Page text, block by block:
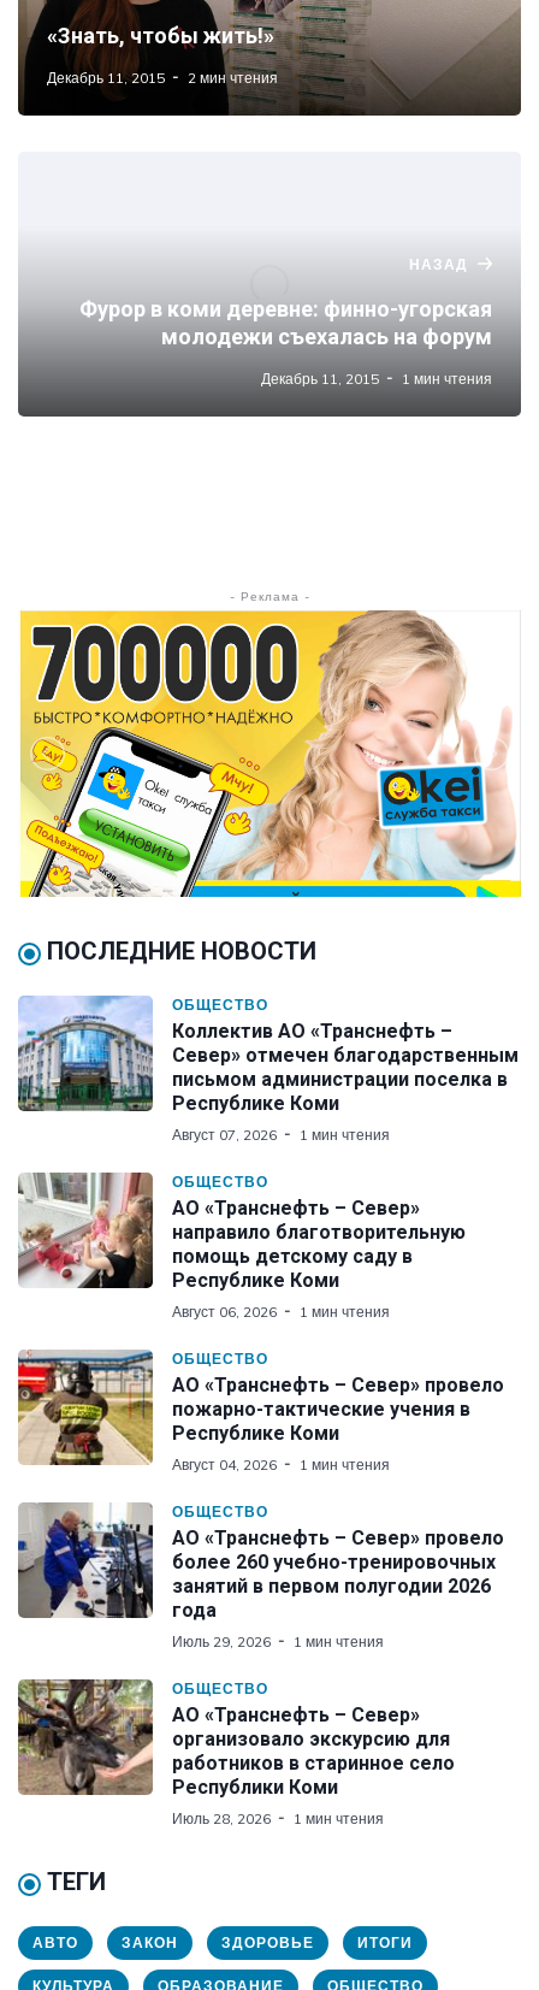
«Знать, чтобы жить!»
Декабрь 11, 2015 2 мин чтения
НАЗАД
Фурор в коми деревне: финно-угорская
молодежи съехалась на форум
Декабрь 11, 2015 1 мин чтения
- Реклама -
ПОСЛЕДНИЕ НОВОСТИ
ОБЩЕСТВО
Коллектив АО «Транснефть –
Север» отмечен благодарственным
письмом администрации поселка в
Республике Коми
Август 07, 2026 1 мин чтения
ОБЩЕСТВО
АО «Транснефть – Север»
направило благотворительную
помощь детскому саду в
Республике Коми
Август 06, 2026 1 мин чтения
ОБЩЕСТВО
АО «Транснефть – Север» провело
пожарно-тактические учения в
Республике Коми
Август 04, 2026 1 мин чтения
ОБЩЕСТВО
АО «Транснефть – Север» провело
более 260 учебно-тренировочных
занятий в первом полугодии 2026
года
Июль 29, 2026 1 мин чтения
ОБЩЕСТВО
АО «Транснефть – Север»
организовало экскурсию для
работников в старинное село
Республики Коми
Июль 28, 2026 1 мин чтения
ТЕГИ
АВТО ЗАКОН ЗДОРОВЬЕ ИТОГИ
КУЛЬТУРА ОБРАЗОВАНИЕ ОБЩЕСТВО